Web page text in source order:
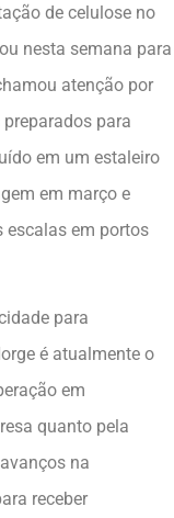
de celulose no
nesta semana para
atenção por
para
em um estaleiro
em março e
escalas em portos
para
é atualmente o
em
quanto pela
na
receber